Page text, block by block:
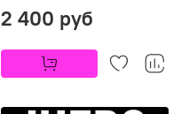
2 400 руб